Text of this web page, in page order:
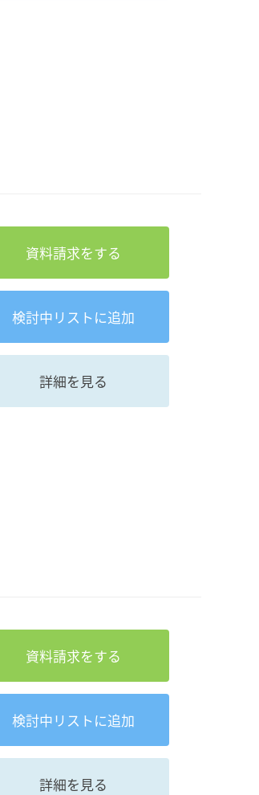
資料請求をする
検討中リストに追加
詳細を見る
資料請求をする
検討中リストに追加
詳細を見る